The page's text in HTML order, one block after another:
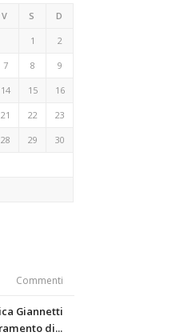
V S D
1 2
7 8 9
14 15 16
21 22 23
28 29 30
Commenti
Giannetti
di...